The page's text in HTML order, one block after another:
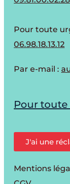
Pour toute
06.98.18.13.12
Par e-mail :
Pour
J'ai une
Mentions